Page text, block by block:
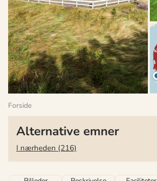
Forside
Alternative emner
I nærheden (216)